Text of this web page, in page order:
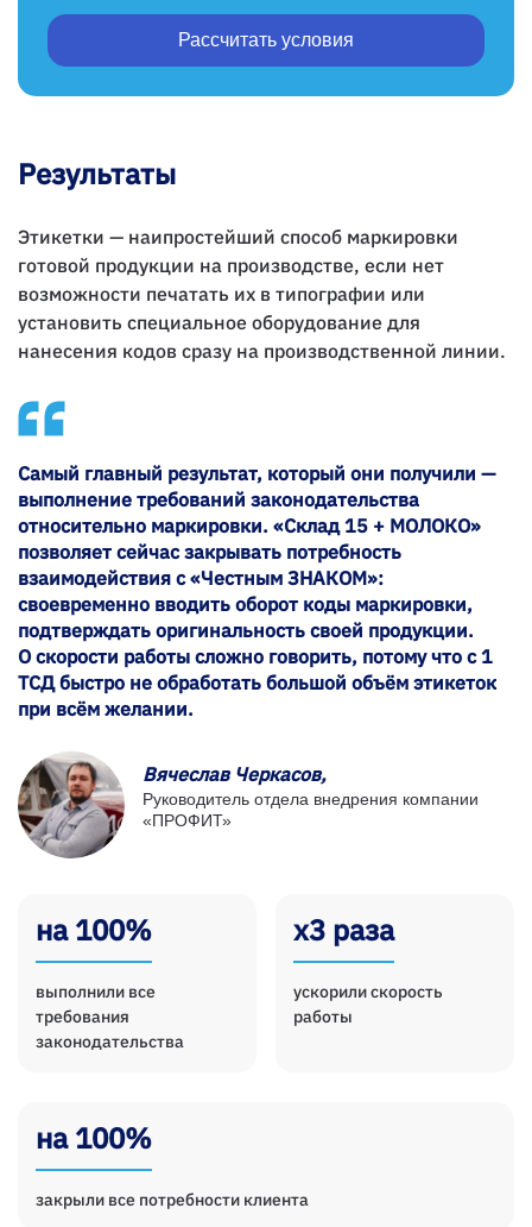
Рассчитать условия
Результаты
Этикетки — наипростейший способ маркировки
готовой продукции на производстве, если нет
возможности печатать их в типографии или
установить специальное оборудование для
нанесения кодов сразу на производственной линии.
Самый главный результат, который они получили —
выполнение требований законодательства
относительно маркировки. «Склад 15 + МОЛОКО»
позволяет сейчас закрывать потребность
взаимодействия с «Честным ЗНАКОМ»:
своевременно вводить оборот коды маркировки,
подтверждать оригинальность своей продукции.
О скорости работы сложно говорить, потому что с 1
ТСД быстро не обработать большой объём этикеток
при всём желании.
Вячеслав Черкасов,
Руководитель отдела внедрения компании
«ПРОФИТ»
на 100%
выполнили все
требования
законодательства
х3 раза
ускорили скорость
работы
на 100%
закрыли все потребности клиента